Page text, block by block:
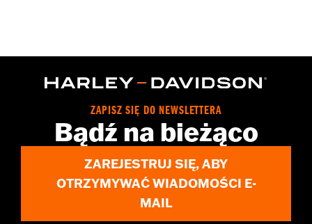
ZAPISZ SIĘ DO NEWSLETTERA
Bądź na bieżąco
ZAREJESTRUJ SIĘ, ABY
OTRZYMYWAĆ WIADOMOŚCI E-
MAIL